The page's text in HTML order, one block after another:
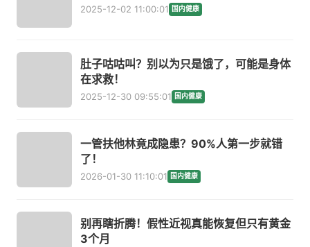
2025-12-02 11:00:01 国内健康
肚子咕咕叫？别以为只是饿了，可能是身体
在求救！
2025-12-30 09:55:01 国内健康
一管扶他林竟成隐患？90%人第一步就错
了！
2026-01-30 11:10:01 国内健康
别再瞎折腾！假性近视真能恢复但只有黄金
3个月